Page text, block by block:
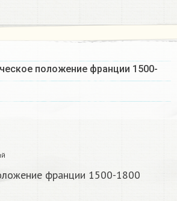
положение франции 1500-
франции 1500-1800​